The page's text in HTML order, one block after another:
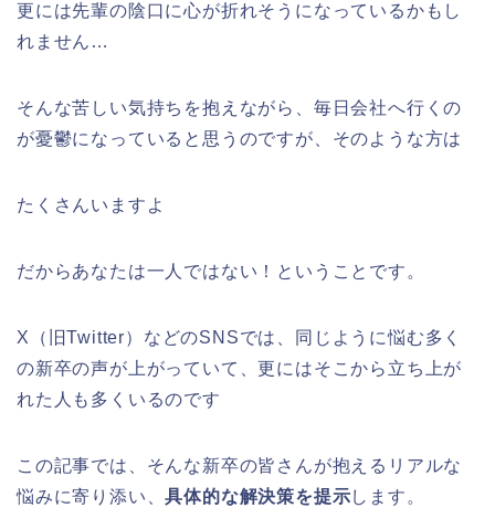
更には先輩の陰口に心が折れそうになっているかもし
れません…
そんな苦しい気持ちを抱えながら、毎日会社へ行くの
が憂鬱になっていると思うのですが、そのような方は
たくさんいますよ
だからあなたは一人ではない！ということです。
X（旧Twitter）などのSNSでは、同じように悩む多く
の新卒の声が上がっていて、更にはそこから立ち上が
れた人も多くいるのです
この記事では、そんな新卒の皆さんが抱えるリアルな
悩みに寄り添い、具体的な解決策を提示します。